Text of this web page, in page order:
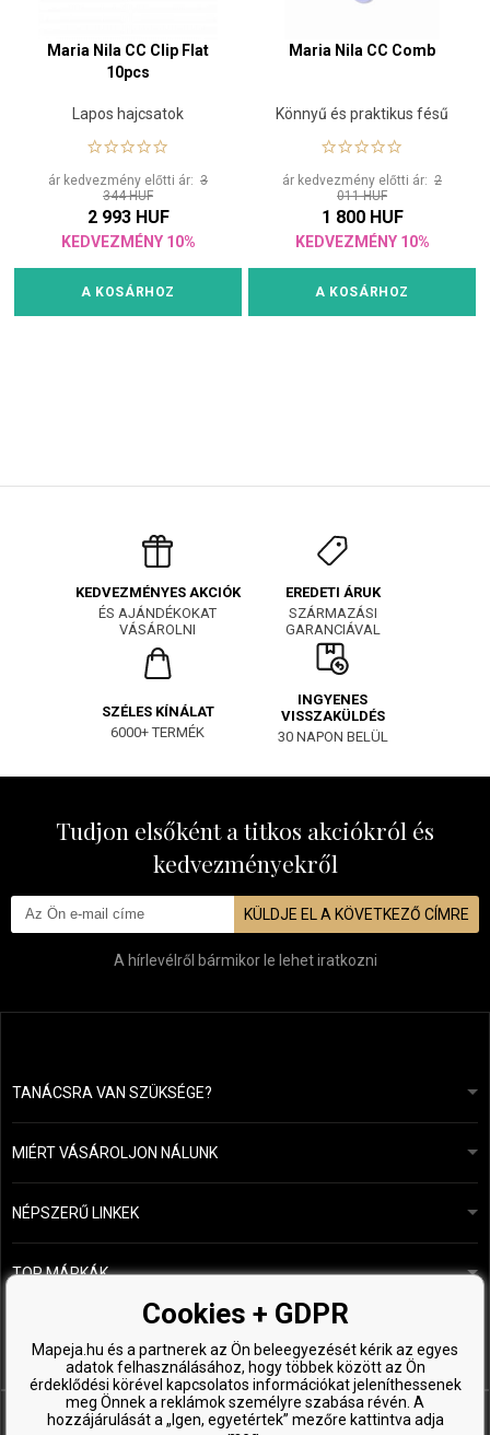
Maria Nila CC Clip Flat
10pcs
Lapos hajcsatok
ár kedvezmény előtti ár: 3
344 HUF
2 993 HUF
KEDVEZMÉNY 10%
A KOSÁRHOZ
Maria Nila CC Comb
Könnyű és praktikus fésű
ár kedvezmény előtti ár: 2
011 HUF
1 800 HUF
KEDVEZMÉNY 10%
A KOSÁRHOZ
KEDVEZMÉNYES AKCIÓK
ÉS AJÁNDÉKOKAT
VÁSÁROLNI
EREDETI ÁRUK
SZÁRMAZÁSI
GARANCIÁVAL
SZÉLES KÍNÁLAT
6000+ TERMÉK
INGYENES
VISSZAKÜLDÉS
30 NAPON BELÜL
Tudjon elsőként a titkos akciókról és
kedvezményekről
KÜLDJE EL A KÖVETKEZŐ CÍMRE
A hírlevélről bármikor le lehet iratkozni
TANÁCSRA VAN SZÜKSÉGE?info@mapeja.hu
24 órán belül válaszolunk.
MIÉRT VÁSÁROLJON NÁLUNK
Általános szerződési feltételek (ÁSZF)
Személyes adatok védelme
Fizetési és szállítási áttekintés
Áru visszaküldése
NÉPSZERŰ LINKEK
A mi történetünk
TOP MÁRKÁK
Kérastase
O&M
Paul Mitchell
Wella Professionals
Zenz Organic
Cookies + GDPR
Mapeja.hu és a partnerek az Ön beleegyezését kérik az egyes
adatok felhasználásához, hogy többek között az Ön
érdeklődési körével kapcsolatos információkat jeleníthessenek
meg Önnek a reklámok személyre szabása révén. A
hozzájárulását a „Igen, egyetértek” mezőre kattintva adja